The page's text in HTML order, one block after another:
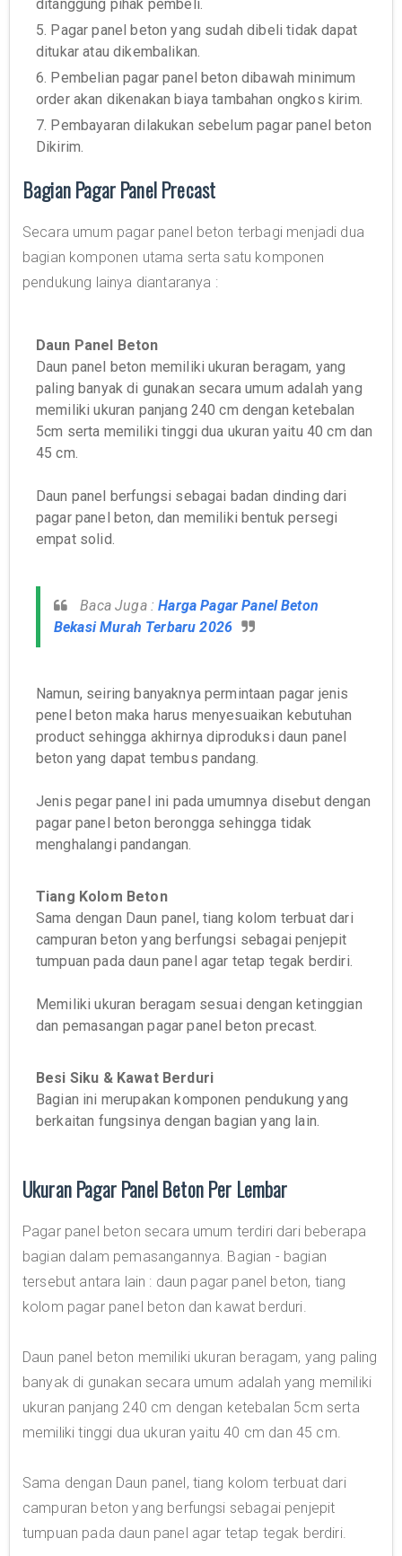
ditanggung pihak pembeli.
5. Pagar panel beton yang sudah dibeli tidak dapat
ditukar atau dikembalikan.
6. Pembelian pagar panel beton dibawah minimum
order akan dikenakan biaya tambahan ongkos kirim.
7. Pembayaran dilakukan sebelum pagar panel beton
Dikirim.
Bagian Pagar Panel Precast
Secara umum pagar panel beton terbagi menjadi dua
bagian komponen utama serta satu komponen
pendukung lainya diantaranya :
Daun Panel Beton
Daun panel beton memiliki ukuran beragam, yang
paling banyak di gunakan secara umum adalah yang
memiliki ukuran panjang 240 cm dengan ketebalan
5cm serta memiliki tinggi dua ukuran yaitu 40 cm dan
45 cm.
Daun panel berfungsi sebagai badan dinding dari
pagar panel beton, dan memiliki bentuk persegi
empat solid.
Baca Juga :Harga Pagar Panel Beton
Bekasi Murah Terbaru 2026
Namun, seiring banyaknya permintaan pagar jenis
penel beton maka harus menyesuaikan kebutuhan
product sehingga akhirnya diproduksi daun panel
beton yang dapat tembus pandang.
Jenis pegar panel ini pada umumnya disebut dengan
pagar panel beton berongga sehingga tidak
menghalangi pandangan.
Tiang Kolom Beton
Sama dengan Daun panel, tiang kolom terbuat dari
campuran beton yang berfungsi sebagai penjepit
tumpuan pada daun panel agar tetap tegak berdiri.
Memiliki ukuran beragam sesuai dengan ketinggian
dan pemasangan pagar panel beton precast.
Besi Siku & Kawat Berduri
Bagian ini merupakan komponen pendukung yang
berkaitan fungsinya dengan bagian yang lain.
Ukuran Pagar Panel Beton Per Lembar
Pagar panel beton secara umum terdiri dari beberapa
bagian dalam pemasangannya. Bagian - bagian
tersebut antara lain : daun pagar panel beton, tiang
kolom pagar panel beton dan kawat berduri.
Daun panel beton memiliki ukuran beragam, yang paling
banyak di gunakan secara umum adalah yang memiliki
ukuran panjang 240 cm dengan ketebalan 5cm serta
memiliki tinggi dua ukuran yaitu 40 cm dan 45 cm.
Sama dengan Daun panel, tiang kolom terbuat dari
campuran beton yang berfungsi sebagai penjepit
tumpuan pada daun panel agar tetap tegak berdiri.